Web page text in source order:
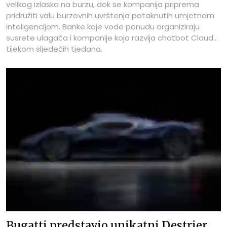
velikog izlaska na burzu, dok se kompanija priprema
pridružiti valu burzovnih uvrštenja potaknutih umjetnom
inteligencijom. Banke koje vode ponudu organiziraju
susrete ulagača i kompanije koja razvija chatbot Claude
tijekom sljedećih tjedana.